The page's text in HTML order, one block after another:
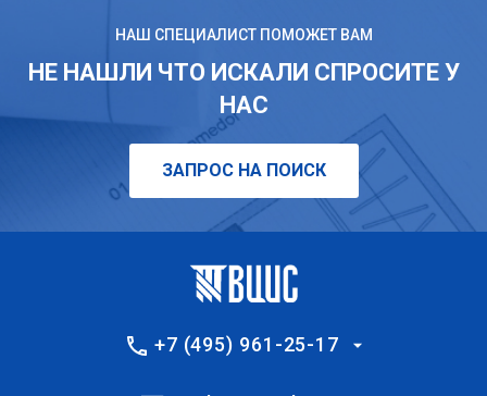
НАШ СПЕЦИАЛИСТ ПОМОЖЕТ ВАМ
НЕ НАШЛИ ЧТО ИСКАЛИ СПРОСИТЕ У
НАС
ЗАПРОС НА ПОИСК
+7 (495) 961-25-17